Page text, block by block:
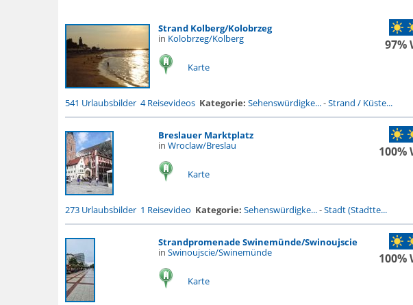
Strand Kolberg/Kolobrzeg
in Kolobrzeg/Kolberg
Karte
97%
541 Urlaubsbilder 4 Reisevideos Kategorie: Sehenswürdigke...-Strand / Küste...
Breslauer Marktplatz
in Wroclaw/Breslau
Karte
273 Urlaubsbilder 1 Reisevideo Kategorie: Sehenswürdigke...-Stadt (Stadtte...
Strandpromenade Swinemünde/Swinoujscie
in Swinoujscie/Swinemünde
Karte